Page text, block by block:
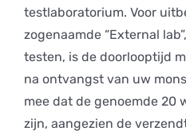
testlaboratorium. Voor
zogenaamde “External
testen, is de doorlooptijd
na ontvangst van uw
mee dat de genoemde 20
zijn, aangezien de